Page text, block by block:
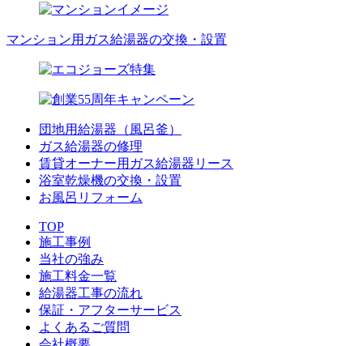
マンション用ガス給湯器の交換・設置
団地用給湯器（風呂釜）
ガス給湯器の修理
賃貸オーナー用ガス給湯器リース
浴室乾燥機の交換・設置
お風呂リフォーム
TOP
施工事例
当社の強み
施工料金一覧
給湯器工事の流れ
保証・アフターサービス
よくあるご質問